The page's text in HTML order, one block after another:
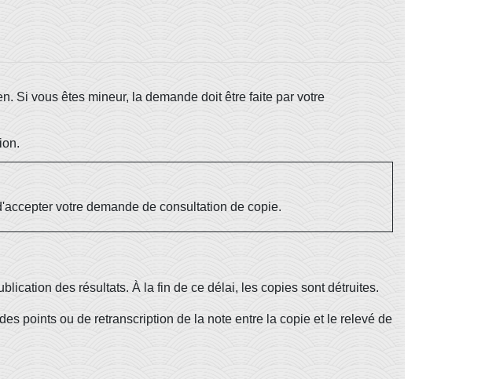
Si vous êtes mineur, la demande doit être faite par votre
votre demande de consultation de copie.
des résultats. À la fin de ce délai, les copies sont détruites.
points ou de retranscription de la note entre la copie et le relevé de